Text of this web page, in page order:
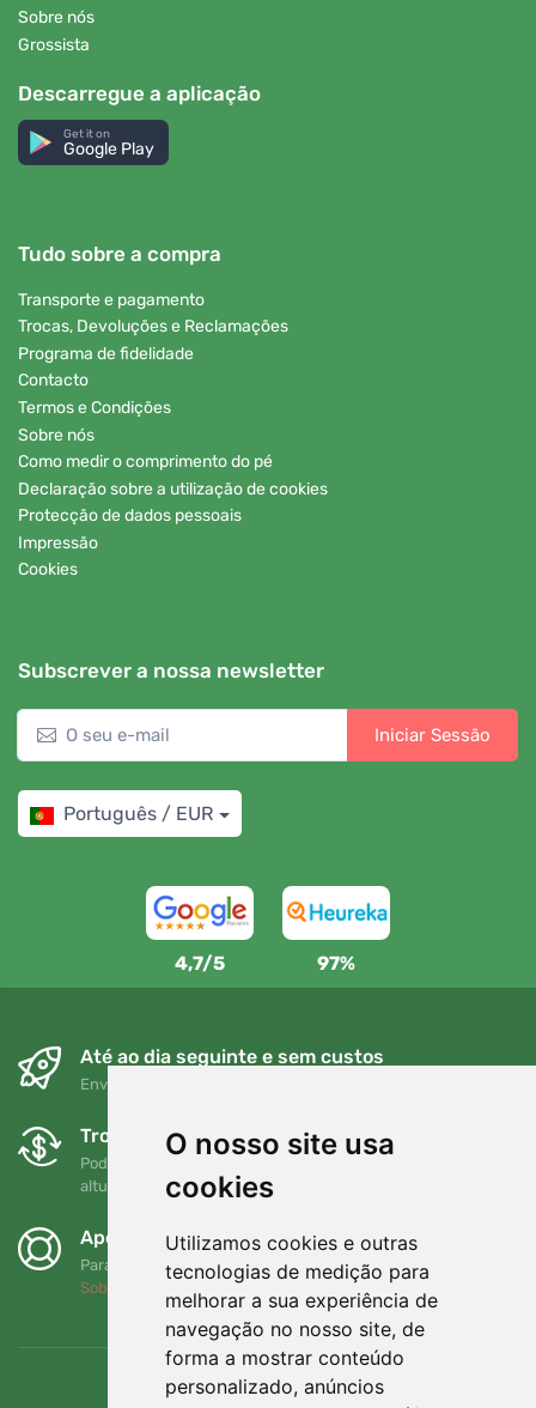
O nosso site usa
cookies
Utilizamos cookies e outras
tecnologias de medição para
melhorar a sua experiência de
navegação no nosso site, de
forma a mostrar conteúdo
personalizado, anúncios
Sobre nós
Grossista
Descarregue a aplicação
Get it on
Google Play
Tudo sobre a compra
Transporte e pagamento
Trocas, Devoluções e Reclamações
Programa de fidelidade
Contacto
Termos e Condições
Sobre nós
Como medir o comprimento do pé
Declaração sobre a utilização de cookies
Protecção de dados pessoais
Impressão
Cookies
Subscrever a nossa newsletter
Iniciar Sessão
Português / EUR
4,7/5 97%
Até ao dia seguinte e sem custos
Envio gratuito para encomendas superiores a 80 EUR
Trocas e devoluções gratuitas
Pode devolver ou trocar a sua encomenda em qualquer
altura no prazo de 90 dias
Apoiamos a Trees.org
Para cada encomenda plantamos uma árvore! Leia mais
Sobre nós